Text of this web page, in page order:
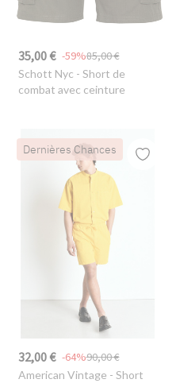
35,00 € 85,00 €
-59%
Schott Nyc - Short de
combat avec ceinture
Dernières Chances
32,00 € 90,00 €
-64%
American Vintage - Short